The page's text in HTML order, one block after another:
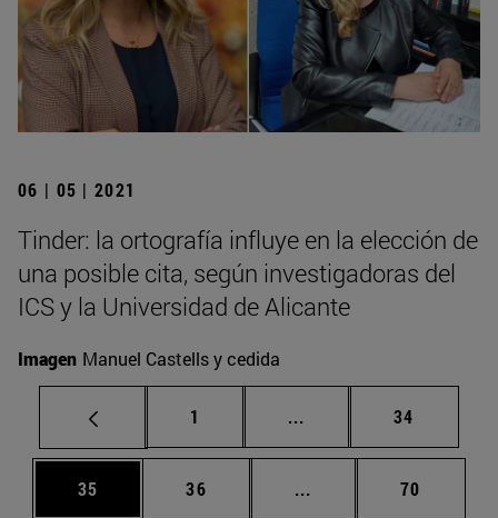
06 | 05 | 2021
Tinder: la ortografía influye en la elección de
una posible cita, según investigadoras del
ICS y la Universidad de Alicante
Imagen Manuel Castells y cedida
Página
1 ... Páginas intermedias
Página
34
Página
35 Página
36 ... Páginas intermedias
Página
70